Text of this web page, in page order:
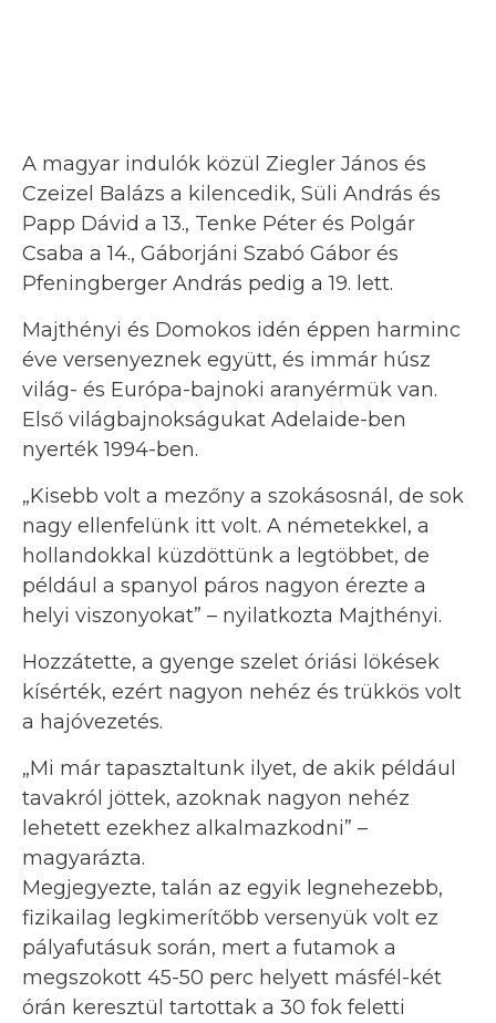
A magyar indulók közül Ziegler János és
Czeizel Balázs a kilencedik, Süli András és
Papp Dávid a 13., Tenke Péter és Polgár
Csaba a 14., Gáborjáni Szabó Gábor és
Pfeningberger András pedig a 19. lett.
Majthényi és Domokos idén éppen harminc
éve versenyeznek együtt, és immár húsz
világ- és Európa-bajnoki aranyérmük van.
Első világbajnokságukat Adelaide-ben
nyerték 1994-ben.
„Kisebb volt a mezőny a szokásosnál, de sok
nagy ellenfelünk itt volt. A németekkel, a
hollandokkal küzdöttünk a legtöbbet, de
például a spanyol páros nagyon érezte a
helyi viszonyokat” – nyilatkozta Majthényi.
Hozzátette, a gyenge szelet óriási lökések
kísérték, ezért nagyon nehéz és trükkös volt
a hajóvezetés.
„Mi már tapasztaltunk ilyet, de akik például
tavakról jöttek, azoknak nagyon nehéz
lehetett ezekhez alkalmazkodni” –
magyarázta.
Megjegyezte, talán az egyik legnehezebb,
fizikailag legkimerítőbb versenyük volt ez
pályafutásuk során, mert a futamok a
megszokott 45-50 perc helyett másfél-két
órán keresztül tartottak a 30 fok feletti